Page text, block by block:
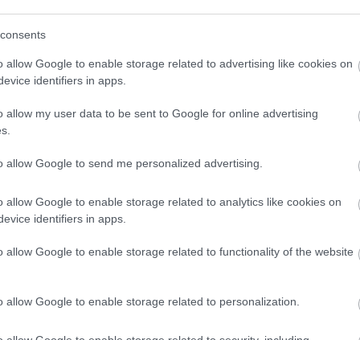
allow Google to enable storage related to advertising like cookies on
identifiers in apps.
allow my user data to be sent to Google for online advertising
allow Google to send me personalized advertising.
allow Google to enable storage related to analytics like cookies on
identifiers in apps.
allow Google to enable storage related to functionality of the website
allow Google to enable storage related to personalization.
και όχι το μοναδικό περιουσιακό στοιχείο προς
ζωή μάς εκπλήσσει με τις μεταβολές και ανατροπές της.
επεμβαίνει η σκέψη η πρώτη λέξη είναι το… όχι, καμία
αρχή τόνισα πως το ερώτημα αφορά κάποιον, ο οποίος
πλειστηριασμό), θα σας απαντήσω ευθαρσώς: Θα το
πολιτικός μηχανικός–κινηματογραφικός παραγωγός.